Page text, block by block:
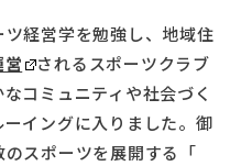
ツ経営学を勉強し、地域住
営
されるスポーツクラブ
コミュニティや社会づく
イングに入りました。御
スポーツを展開する「